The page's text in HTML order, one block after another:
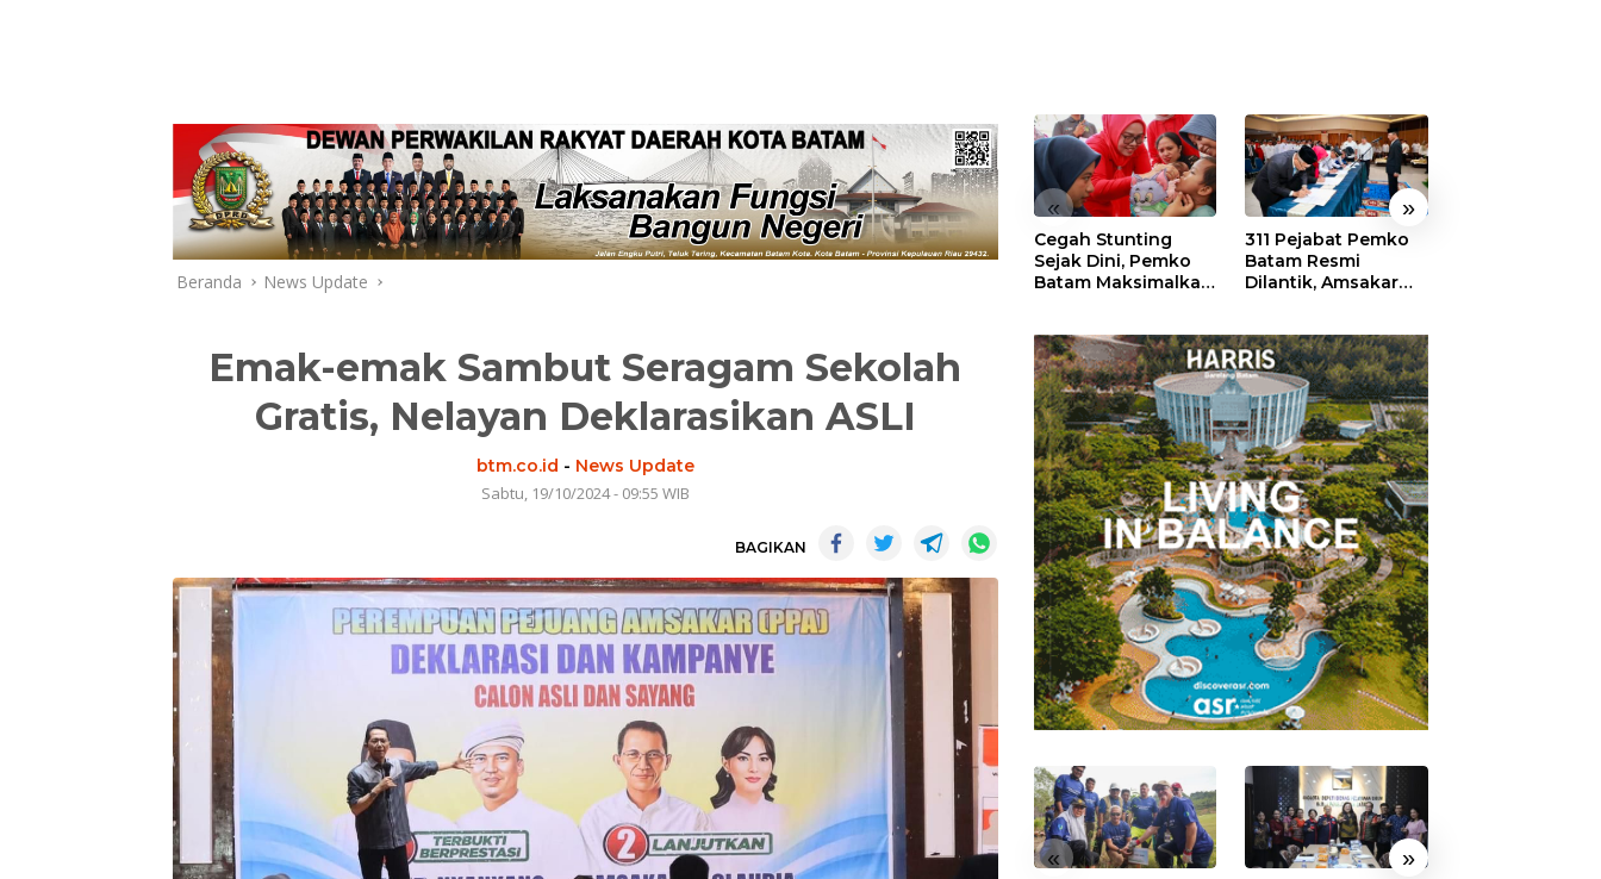
Beranda News Update
Emak-emak Sambut Seragam Sekolah
Gratis, Nelayan Deklarasikan ASLI
btm.co.id - News Update
Sabtu, 19/10/2024 - 09:55 WIB
BAGIKAN
« »
Cegah Stunting
Sejak Dini, Pemko
Batam Maksimalkan
311 Pejabat Pemko
Batam Resmi
Dilantik, Amsakar
« »